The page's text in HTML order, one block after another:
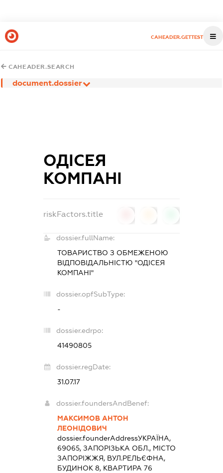
CAHEADER.GETTEST
CAHEADER.SEARCH
document.dossier
ОДІСЕЯ
КОМПАНІ
riskFactors.title
dossier.fullName:
ТОВАРИСТВО З ОБМЕЖЕНОЮ
ВІДПОВІДАЛЬНІСТЮ "ОДІСЕЯ
КОМПАНІ"
dossier.opfSubType:
-
dossier.edrpo:
41490805
dossier.regDate:
31.07.17
dossier.foundersAndBenef:
МАКСИМОВ АНТОН
ЛЕОНІДОВИЧ
dossier.founderAddressУКРАЇНА,
69065, ЗАПОРІЗЬКА ОБЛ., МІСТО
ЗАПОРІЖЖЯ, ВУЛ.РЕЛЬЄФНА,
БУДИНОК 8, КВАРТИРА 76